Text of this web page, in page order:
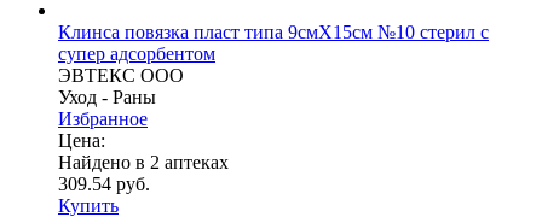
Клинса повязка пласт типа 9смX15см №10 стерил с
супер адсорбентом
ЭВТЕКС ООО
Уход - Раны
Избранное
Цена:
Найдено в 2 аптеках
309.54 руб.
Купить